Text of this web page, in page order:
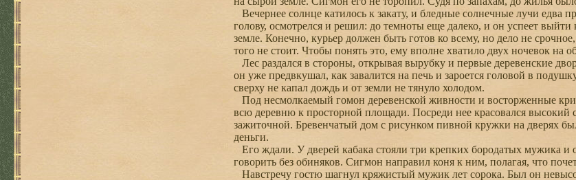
Вечернее солнце катилось к закату, и бледные солнечные лучи едва
голову, осмотрелся и решил: до темноты еще далеко, и он успеет
земле. Конечно, курьер должен быть готов ко всему, но дело не
того не стоит. Чтобы понять это, ему вполне хватило двух ночевок на
Лес раздался в стороны, открывая вырубку и первые деревенские
он уже предвкушал, как завалится на печь и зароется головой в
сверху не капал дождь и от земли не тянуло холодом.
Под несмолкаемый гомон деревенской живности и восторженные
всю деревню к просторной площади. Посреди нее красовался высокий
зажиточной. Бревенчатый дом с рисунком пивной кружки на дверях
деньги.
Его ждали. У дверей кабака стояли три крепких бородатых мужика и
говорить без обиняков. Сигмон направил коня к ним, полагая, что
Навстречу гостю шагнул кряжистый мужик лет сорока. Был он